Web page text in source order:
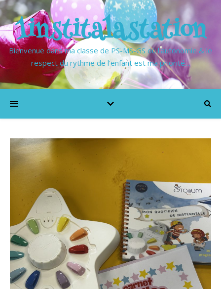
1institalastation
Bienvenue dans ma classe de PS-MS-GS où l'autonomie & le
respect du rythme de l'enfant est ma priorité…